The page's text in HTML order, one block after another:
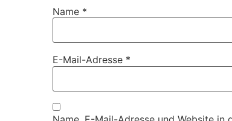
Name *
E-Mail-Adresse *